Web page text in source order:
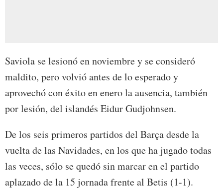
Saviola se lesionó en noviembre y se consideró
maldito, pero volvió antes de lo esperado y
aprovechó con éxito en enero la ausencia, también
por lesión, del islandés Eidur Gudjohnsen.
De los seis primeros partidos del Barça desde la
vuelta de las Navidades, en los que ha jugado todas
las veces, sólo se quedó sin marcar en el partido
aplazado de la 15 jornada frente al Betis (1-1).